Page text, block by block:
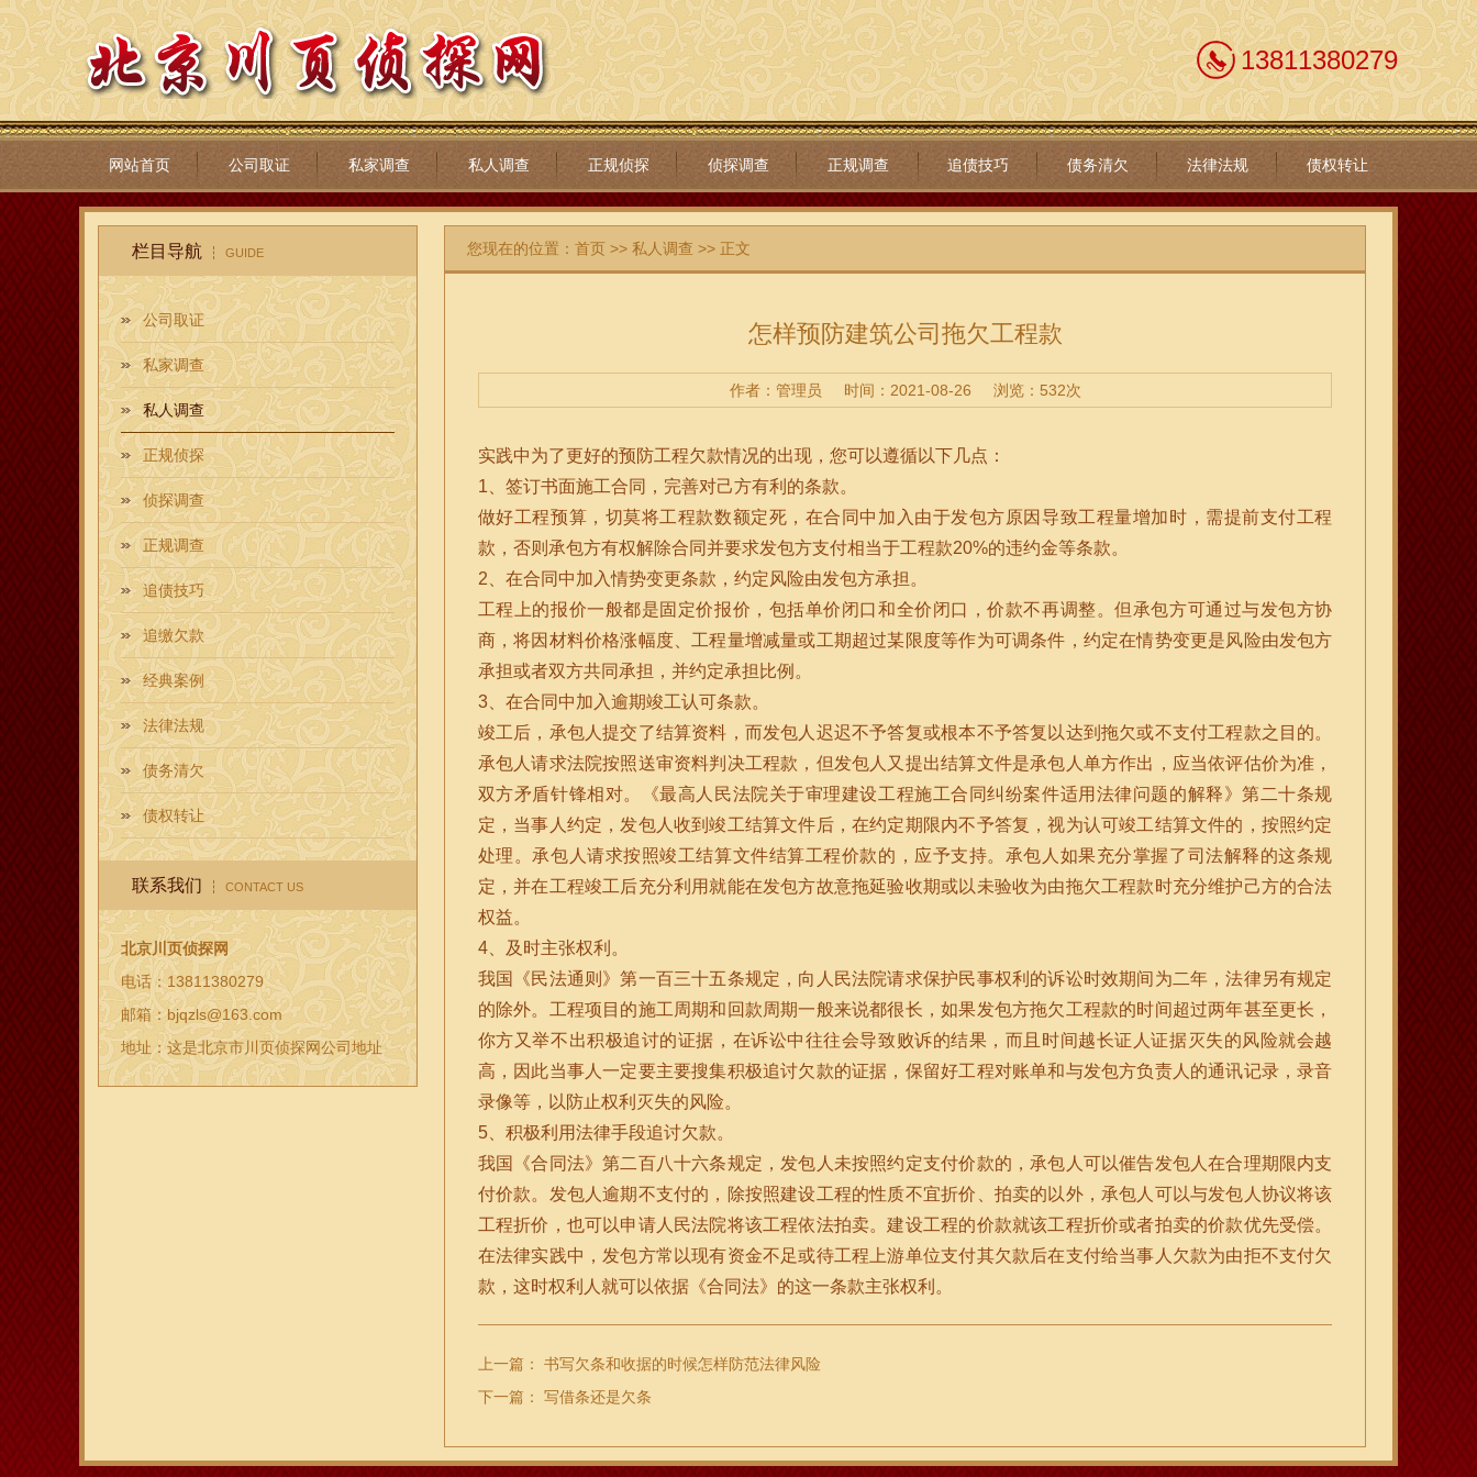
13811380279
网站首页 公司取证 私家调查 私人调查 正规侦探 侦探调查 正规调查 追债技巧 债务清欠 法律法规 债权转让
栏目导航 GUIDE
公司取证
私家调查
私人调查
正规侦探
侦探调查
正规调查
追债技巧
追缴欠款
经典案例
法律法规
债务清欠
债权转让
联系我们 CONTACT US
北京川页侦探网
电话：13811380279
邮箱：bjqzls@163.com
地址：这是北京市川页侦探网公司地址
您现在的位置： 首页>> 私人调查 >> 正文
怎样预防建筑公司拖欠工程款
作者：管理员 时间：2021-08-26 浏览：532次
实践中为了更好的预防工程欠款情况的出现，您可以遵循以下几点：
1、签订书面施工合同，完善对己方有利的条款。
做好工程预算，切莫将工程款数额定死，在合同中加入由于发包方原因导致工程量增加时，需提前支付工程
款，否则承包方有权解除合同并要求发包方支付相当于工程款20%的违约金等条款。
2、在合同中加入情势变更条款，约定风险由发包方承担。
工程上的报价一般都是固定价报价，包括单价闭口和全价闭口，价款不再调整。但承包方可通过与发包方协
商，将因材料价格涨幅度、工程量增减量或工期超过某限度等作为可调条件，约定在情势变更是风险由发包方
承担或者双方共同承担，并约定承担比例。
3、在合同中加入逾期竣工认可条款。
竣工后，承包人提交了结算资料，而发包人迟迟不予答复或根本不予答复以达到拖欠或不支付工程款之目的。
承包人请求法院按照送审资料判决工程款，但发包人又提出结算文件是承包人单方作出，应当依评估价为准，
双方矛盾针锋相对。《最高人民法院关于审理建设工程施工合同纠纷案件适用法律问题的解释》第二十条规
定，当事人约定，发包人收到竣工结算文件后，在约定期限内不予答复，视为认可竣工结算文件的，按照约定
处理。承包人请求按照竣工结算文件结算工程价款的，应予支持。承包人如果充分掌握了司法解释的这条规
定，并在工程竣工后充分利用就能在发包方故意拖延验收期或以未验收为由拖欠工程款时充分维护己方的合法
权益。
4、及时主张权利。
我国《民法通则》第一百三十五条规定，向人民法院请求保护民事权利的诉讼时效期间为二年，法律另有规定
的除外。工程项目的施工周期和回款周期一般来说都很长，如果发包方拖欠工程款的时间超过两年甚至更长，
你方又举不出积极追讨的证据，在诉讼中往往会导致败诉的结果，而且时间越长证人证据灭失的风险就会越
高，因此当事人一定要主要搜集积极追讨欠款的证据，保留好工程对账单和与发包方负责人的通讯记录，录音
录像等，以防止权利灭失的风险。
5、积极利用法律手段追讨欠款。
我国《合同法》第二百八十六条规定，发包人未按照约定支付价款的，承包人可以催告发包人在合理期限内支
付价款。发包人逾期不支付的，除按照建设工程的性质不宜折价、拍卖的以外，承包人可以与发包人协议将该
工程折价，也可以申请人民法院将该工程依法拍卖。建设工程的价款就该工程折价或者拍卖的价款优先受偿。
在法律实践中，发包方常以现有资金不足或待工程上游单位支付其欠款后在支付给当事人欠款为由拒不支付欠
款，这时权利人就可以依据《合同法》的这一条款主张权利。
上一篇：
书写欠条和收据的时候怎样防范法律风险
下一篇：
写借条还是欠条